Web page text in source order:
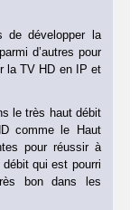
de développer la
d’autres pour
la TV HD en IP et
le très haut débit
comme le Haut
pour réussir à
débit qui est pourri
bon dans les